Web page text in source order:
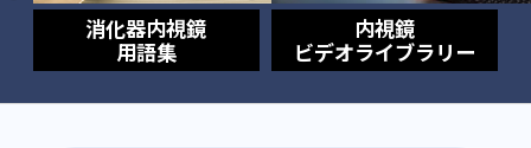
消化器内視鏡
用語集
内視鏡
ビデオライブラリー